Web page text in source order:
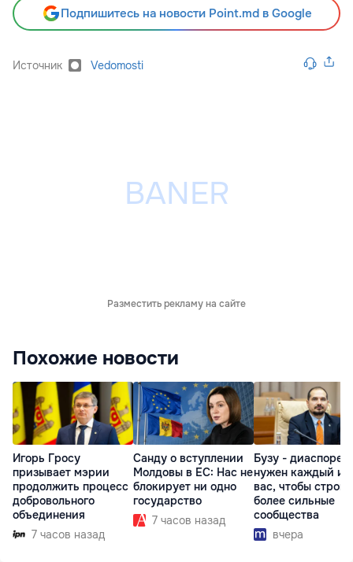
Подпишитесь на новости Point.md в Google
Источник Vedomosti
Разместить рекламу на сайте
Похожие новости
Игорь Гросу
призывает мэрии
продолжить процесс
добровольного
объединения
7 часов назад
Санду о вступлении
Молдовы в ЕС: Нас не
блокирует ни одно
государство
7 часов назад
Бузу - диаспоре:
нужен каждый из
вас, чтобы
более сильные
сообщества
вчера